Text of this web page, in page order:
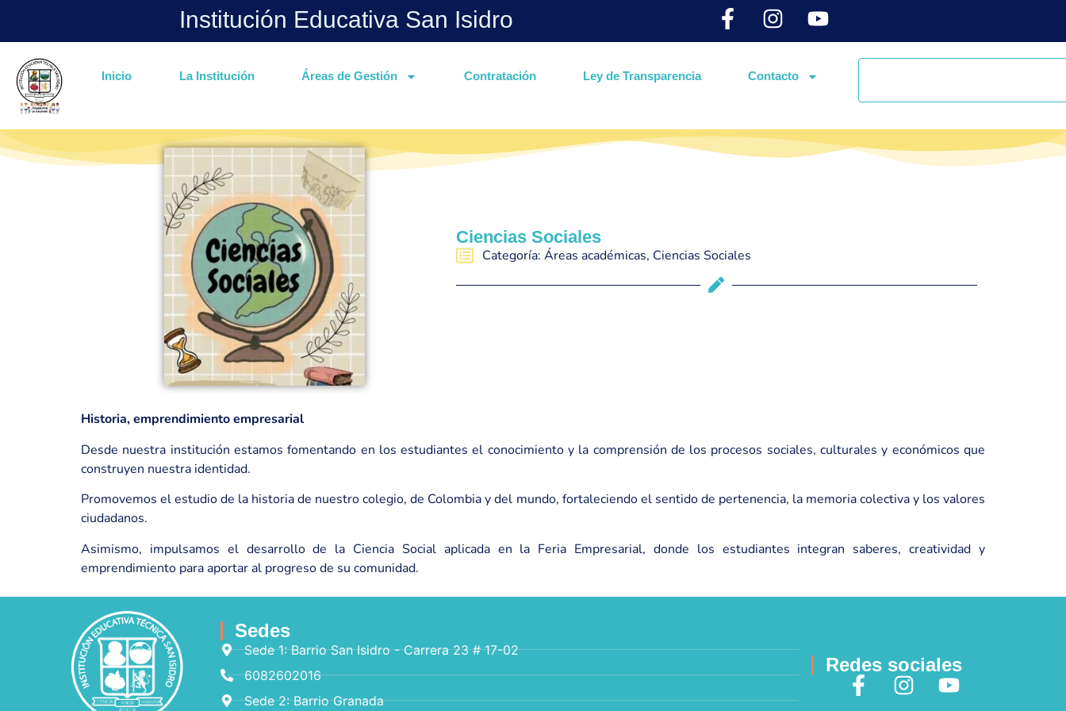
Institución Educativa San Isidro
Inicio La Institución Áreas de Gestión Contratación Ley de Transparencia Contacto
Ciencias Sociales
Categoría: Áreas académicas, Ciencias Sociales
Historia, emprendimiento empresarial
Desde nuestra institución estamos fomentando en los estudiantes el conocimiento y la comprensión de los procesos sociales, culturales y económicos que
construyen nuestra identidad.
Promovemos el estudio de la historia de nuestro colegio, de Colombia y del mundo, fortaleciendo el sentido de pertenencia, la memoria colectiva y los valores
ciudadanos.
Asimismo, impulsamos el desarrollo de la Ciencia Social aplicada en la Feria Empresarial, donde los estudiantes integran saberes, creatividad y
emprendimiento para aportar al progreso de su comunidad.
Sedes
Sede 1: Barrio San Isidro - Carrera 23 # 17-02
6082602016
Sede 2: Barrio Granada
Redes sociales